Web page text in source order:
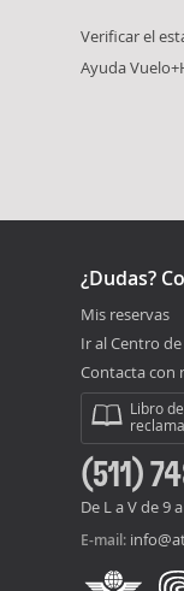
Verificar el
Ayuda
¿Dudas?
Mis reservas
Ir al Centro
Contacta con
Libro de
(511)
De L a V de 9
E-mail: